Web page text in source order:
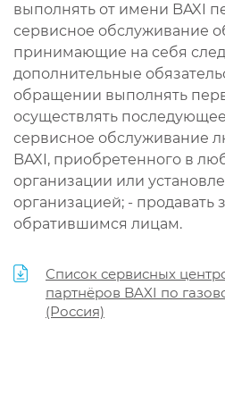
выполнять от имени BAXI
сервисное обслуживание
принимающие на себя
дополнительные
обращении выполнять
осуществлять
сервисное обслуживание
BAXI, приобретенного в
организации или
организацией; - продавать
обратившимся лицам.
Список сервисных
партнёров BAXI по
(Россия)